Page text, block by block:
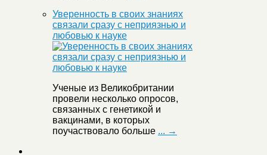
Уверенность в своих знаниях
связали сразу с неприязнью и
любовью к науке
Ученые из Великобритании
провели несколько опросов,
связанных с генетикой и
вакцинами, в которых
поучаствовало больше ... →